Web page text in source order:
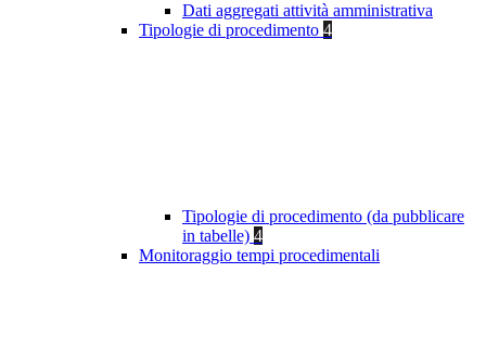
Dati aggregati attività amministrativa
Tipologie di procedimento 4
Tipologie di procedimento (da pubblicare
in tabelle) 4
Monitoraggio tempi procedimentali